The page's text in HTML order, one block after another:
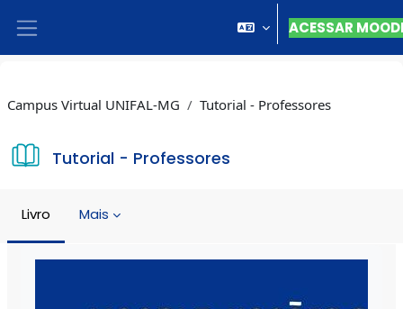
ACESSAR
Campus Virtual UNIFAL-MG Tutorial - Professores
Tutorial - Professores
Livro Mais